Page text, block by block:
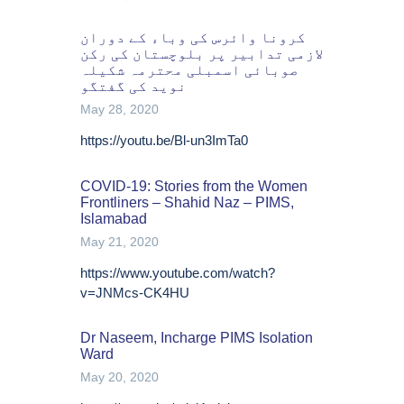
کرونا وائرس کی وباء کے دوران
لازمی تدابیر پر بلوچستان کی رکن
صوبائی اسمبلی محترمہ شکیلہ
نوید کی گفتگو
May 28, 2020
https://youtu.be/Bl-un3ImTa0
COVID-19: Stories from the Women
Frontliners – Shahid Naz – PIMS,
Islamabad
May 21, 2020
https://www.youtube.com/watch?
v=JNMcs-CK4HU
Dr Naseem, Incharge PIMS Isolation
Ward
May 20, 2020